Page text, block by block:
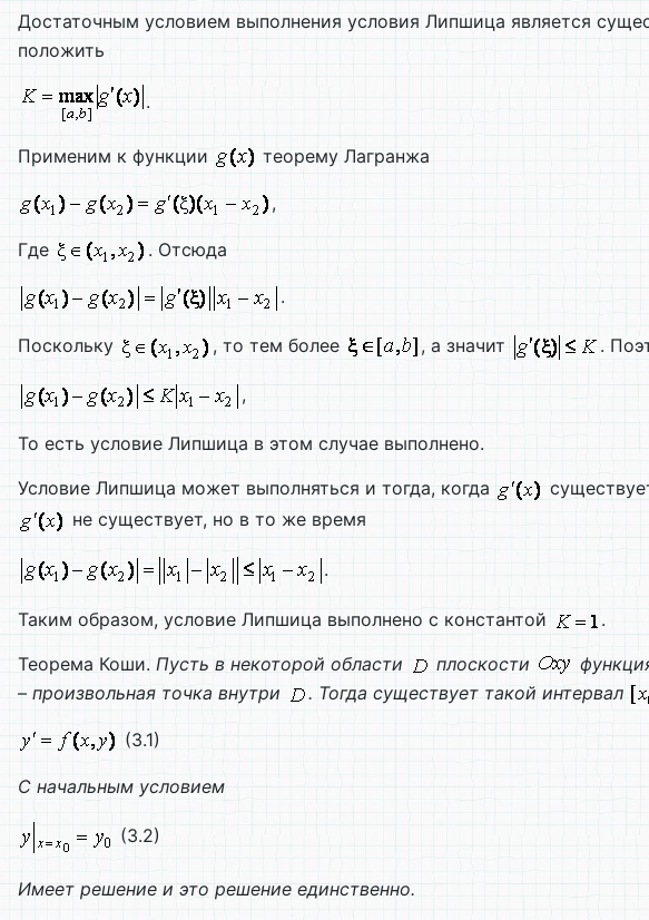
Достаточным условием выполнения условия Липшица является
положить
.
Применим к функции теорему Лагранжа
,
Где . Отсюда
.
Поскольку , то тем более , а значит .
,
То есть условие Липшица в этом случае выполнено.
Условие Липшица может выполняться и тогда, когда
не существует, но в то же время
.
Таким образом, условие Липшица выполнено с константой
.
Теорема Коши. Пусть в некоторой области плоскости
– произвольная точка внутри . Тогда существует такой интервал
(3.1)
С начальным условием
(3.2)
Имеет решение и это решение единственно.